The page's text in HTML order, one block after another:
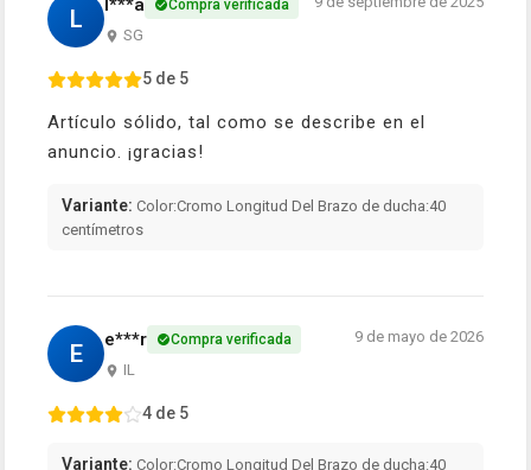
L l***a Compra verificada
SG
5 de 5
Artículo sólido, tal como se describe en el
anuncio. ¡gracias!
Variante: Color:Cromo Longitud Del Brazo de ducha:40
centímetros
E e***r Compra verificada
IL
9 de mayo de 2026
4 de 5
Variante: Color:Cromo Longitud Del Brazo de ducha:40